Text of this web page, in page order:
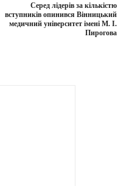
Серед лідерів за кількістю
вступників опинився Вінницький
медичний університет імені М. І.
Пирогова